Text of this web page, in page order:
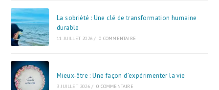
La sobriété : Une clé de transformation humaine
durable
11 JUILLET 2026 / 0 COMMENTAIRE
Mieux-être : Une façon d’expérimenter la vie
3 JUILLET 2026 / 0 COMMENTAIRE